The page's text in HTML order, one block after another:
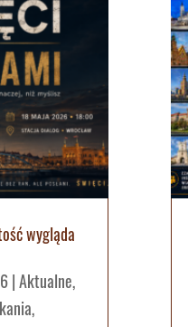
wygląda
|Aktualne,
,